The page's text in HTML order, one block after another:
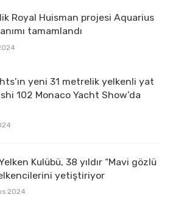
Royal Huisman projesi Aquarius
tamamlandı
yeni 31 metrelik yelkenli yat
102 Monaco Yacht Show’da
Kulübü, 38 yıldır “Mavi gözlü
yetiştiriyor
2024